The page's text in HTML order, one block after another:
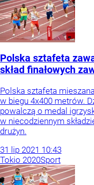
Polska sztafeta
skład finałowych
Polska sztafeta
w biegu 4x400 metrów.
powalczą o medal
w niecodziennym
drużyn.
31 lip 2021 10:43
Tokio 2020Sport